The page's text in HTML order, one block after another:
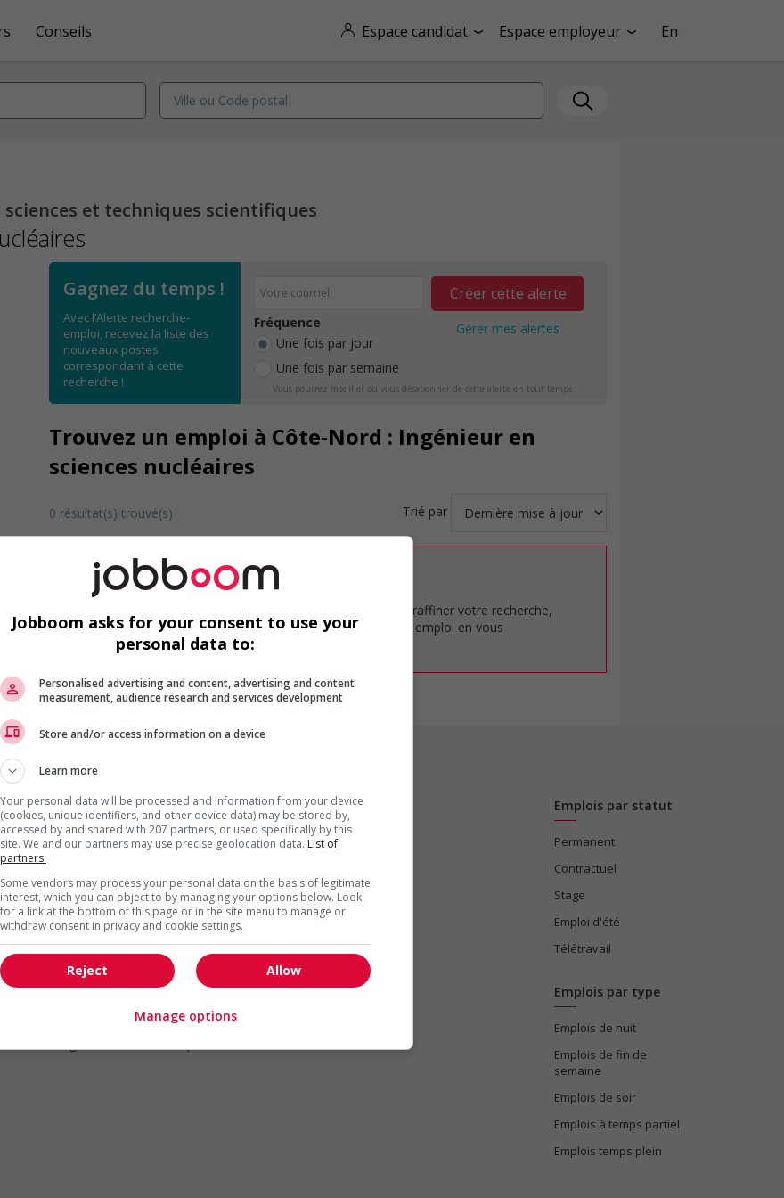
Espace candidat Espace employeur En
Conseils
et techniques scientifiques
Gagnez du temps !
Avec l’Alerte recherche-
emploi, recevez la liste des
nouveaux postes
correspondant à cette
recherche !
Fréquence
Une fois par jour
Une fois par semaine
Créer cette alerte
Gérer mes alertes
Vous pourrez modifier ou vous désabonner de cette alerte en tout temps.
Trouvez un emploi à Côte-Nord : Ingénieur en
sciences nucléaires
0 résultat(s) trouvé(s) Trié par
Désolé, cette recherche n'a produit aucun résultat.
Veuillez faire une nouvelle recherche.
Vous pouvez en tout temps utiliser nos outils pour raffiner votre recherche,
ou chercher un poste selon votre profil d'intérêt en emploi en vous
inscrivant comme membre Jobboom.
Emplois par secteur
Arts et métiers de la mode Automobile et transport
Cadres supérieurs
diverses
Comptabilité / Assurance
Construction / Manutention
Marketing / Communication
Ressources humaines
Tourisme / Hôtellerie
Santé
Soutien administratif
Emplois par statut
Permanent
Contractuel
Stage
Emploi d'été
Télétravail
Emplois par type
Emplois de nuit
Emplois de fin de
semaine
Emplois de soir
Emplois à temps partiel
Emplois temps plein
Jobboom asks for your consent to use your
personal data to:
Personalised advertising and content, advertising and content
measurement, audience research and services development
Store and/or access information on a device
Learn more
Your personal data will be processed and information from your device
(cookies, unique identifiers, and other device data) may be stored by,
accessed by and shared with 207 partners, or used specifically by this
site. We and our partners may use precise geolocation data. List of
partners.
Some vendors may process your personal data on the basis of legitimate
interest, which you can object to by managing your options below. Look
for a link at the bottom of this page or in the site menu to manage or
withdraw consent in privacy and cookie settings.
Allow
Reject
Manage options